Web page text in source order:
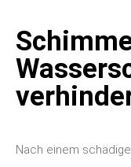
Nach einem